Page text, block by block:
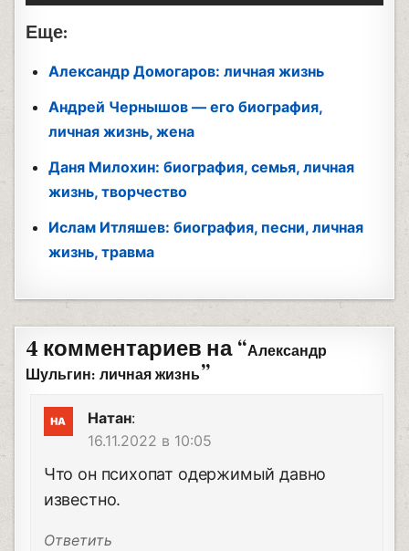
Еще:
Александр Домогаров: личная жизнь
Андрей Чернышов — его биография,
личная жизнь, жена
Даня Милохин: биография, семья, личная
жизнь, творчество
Ислам Итляшев: биография, песни, личная
жизнь, травма
4 комментариев на “Александр
Шульгин: личная жизнь”
Натан:
16.11.2022 в 10:05
Что он психопат одержимый давно
известно.
Ответить